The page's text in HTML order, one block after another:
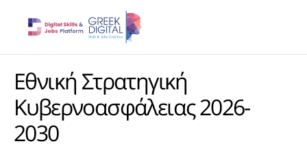
Εθνική Στρατηγική
Κυβερνοασφάλειας 2026-
2030